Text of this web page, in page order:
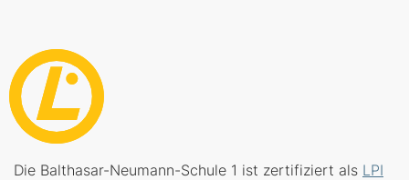
Die Balthasar-Neumann-Schule 1 ist zertifiziert als LPI